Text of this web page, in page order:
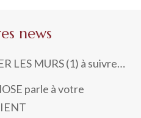
news
LES MURS (1) à suivre…
parle à votre